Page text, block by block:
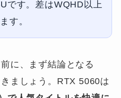
です。差はWQHD以上
す。
に、まず結論となる
きましょう。RTX 5060は